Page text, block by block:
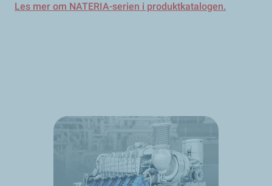
Les mer om NATERIA-serien i produktkatalogen.